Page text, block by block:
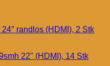
randlos (HDMI), 2 Stk